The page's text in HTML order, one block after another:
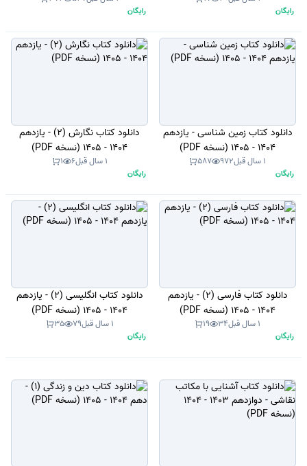
رایگان رایگان
دانلود کتاب زمین شناسی - یازدهم
1404 - 1405 (نسخه PDF)
1 سال قبل 972
587
رایگان
دانلود کتاب نگارش (2) - یازدهم
1404 - 1405 (نسخه PDF)
1 سال قبل 6
1
رایگان
دانلود کتاب فارسی (2) - یازدهم
1404 - 1405 (نسخه PDF)
1 سال قبل 34
19
رایگان
دانلود کتاب انگلیسی (2) - یازدهم
1404 - 1405 (نسخه PDF)
1 سال قبل 79
35
رایگان